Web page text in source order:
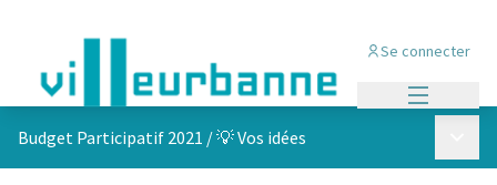
Se connecter
Budget Participatif 2021 /💡 Vos idées